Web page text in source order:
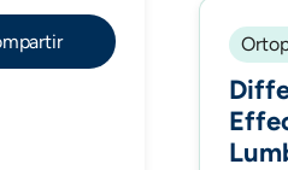
Share